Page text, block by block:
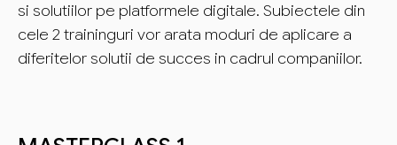
si solutiilor pe platformele digitale. Subiectele din
cele 2 traininguri vor arata moduri de aplicare a
diferitelor solutii de succes in cadrul companiilor.